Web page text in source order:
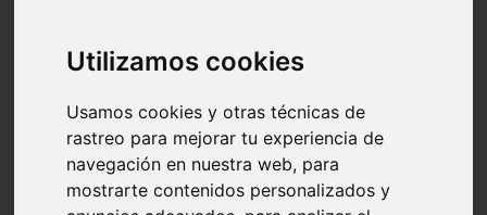
Utilizamos cookies
Usamos cookies y otras técnicas de
rastreo para mejorar tu experiencia de
navegación en nuestra web, para
mostrarte contenidos personalizados y
Cantabria - suances
Sevilla - bormujos
Málaga - júzcar
Huesca - alquézar
Huesca - castejón-de-sos
Lleida - alt-àneu